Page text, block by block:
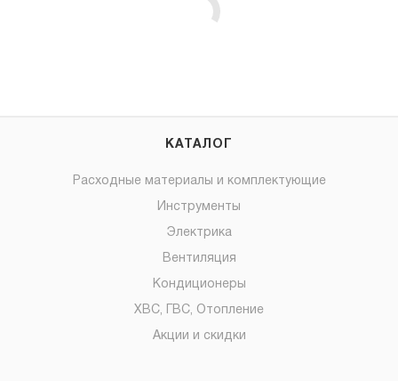
КАТАЛОГ
Расходные материалы и комплектующие
Инструменты
Электрика
Вентиляция
Кондиционеры
ХВС, ГВС, Отопление
Акции и скидки